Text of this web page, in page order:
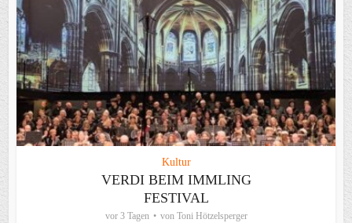
Kultur
VERDI BEIM IMMLING
FESTIVAL
vor 3 Tagen von Toni Hötzelsperger